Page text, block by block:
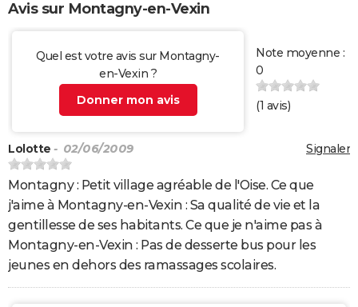
Avis sur Montagny-en-Vexin
Quel est votre avis sur Montagny-
en-Vexin ?
Donner mon avis
Note moyenne :
0
(1 avis)
Signaler
Lolotte - 02/06/2009
Montagny : Petit village agréable de l'Oise. Ce que
j'aime à Montagny-en-Vexin : Sa qualité de vie et la
gentillesse de ses habitants. Ce que je n'aime pas à
Montagny-en-Vexin : Pas de desserte bus pour les
jeunes en dehors des ramassages scolaires.